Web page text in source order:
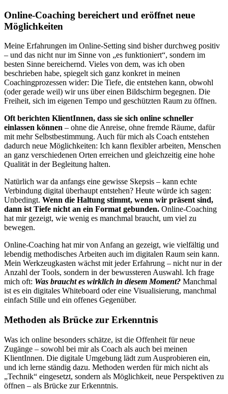
Online-Coaching bereichert und eröffnet neue
Möglichkeiten
Meine Erfahrungen im Online-Setting sind bisher durchweg positiv
– und das nicht nur im Sinne von „es funktioniert“, sondern im
besten Sinne bereichernd. Vieles von dem, was ich oben
beschrieben habe, spiegelt sich ganz konkret in meinen
Coachingprozessen wider: Die Tiefe, die entstehen kann, obwohl
(oder gerade weil) wir uns über einen Bildschirm begegnen. Die
Freiheit, sich im eigenen Tempo und geschützten Raum zu öffnen.
Oft berichten KlientInnen, dass sie sich online schneller
einlassen können – ohne die Anreise, ohne fremde Räume, dafür
mit mehr Selbstbestimmung. Auch für mich als Coach entstehen
dadurch neue Möglichkeiten: Ich kann flexibler arbeiten, Menschen
an ganz verschiedenen Orten erreichen und gleichzeitig eine hohe
Qualität in der Begleitung halten.
Natürlich war da anfangs eine gewisse Skepsis – kann echte
Verbindung digital überhaupt entstehen? Heute würde ich sagen:
Unbedingt. Wenn die Haltung stimmt, wenn wir präsent sind,
dann ist Tiefe nicht an ein Format gebunden. Online-Coaching
hat mir gezeigt, wie wenig es manchmal braucht, um viel zu
bewegen.
Online-Coaching hat mir von Anfang an gezeigt, wie vielfältig und
lebendig methodisches Arbeiten auch im digitalen Raum sein kann.
Mein Werkzeugkasten wächst mit jeder Erfahrung – nicht nur in der
Anzahl der Tools, sondern in der bewussteren Auswahl. Ich frage
mich oft: Was braucht es wirklich in diesem Moment? Manchmal
ist es ein digitales Whiteboard oder eine Visualisierung, manchmal
einfach Stille und ein offenes Gegenüber.
Methoden als Brücke zur Erkenntnis
Was ich online besonders schätze, ist die Offenheit für neue
Zugänge – sowohl bei mir als Coach als auch bei meinen
KlientInnen. Die digitale Umgebung lädt zum Ausprobieren ein,
und ich lerne ständig dazu. Methoden werden für mich nicht als
„Technik“ eingesetzt, sondern als Möglichkeit, neue Perspektiven zu
öffnen – als Brücke zur Erkenntnis.